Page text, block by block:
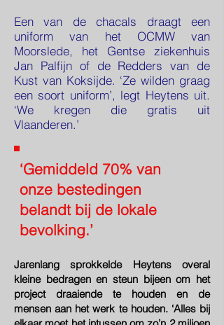
Een van de chacals draagt een
uniform van het OCMW van
Moorslede, het Gentse ziekenhuis
Jan Palfijn of de Redders van de
Kust van Koksijde. ‘Ze wilden graag
een soort uniform’, legt Heytens uit.
‘We kregen die gratis uit
Vlaanderen.’
‘Gemiddeld 70% van
onze bestedingen
belandt bij de lokale
bevolking.’
Jarenlang sprokkelde Heytens overal
kleine bedragen en steun bijeen om het
project draaiende te houden en de
mensen aan het werk te houden. ‘Alles bij